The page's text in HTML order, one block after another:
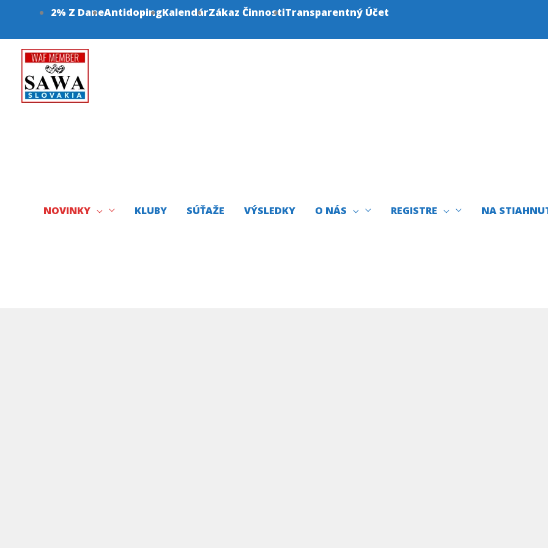
Preskočiť
obsah
2% Z DaneAntidopingKalendárZákaz ČinnostiTransparentný Účet
NOVINKY KLUBY SÚŤAŽE VÝSLEDKY O NÁS REGISTRE NA